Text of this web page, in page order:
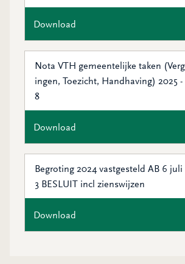
Download
Nota VTH gemeentelijke taken
ingen, Toezicht, Handhaving) 2025 -
8
Download
Begroting 2024 vastgesteld AB 6 juli
3 BESLUIT incl zienswijzen
Download